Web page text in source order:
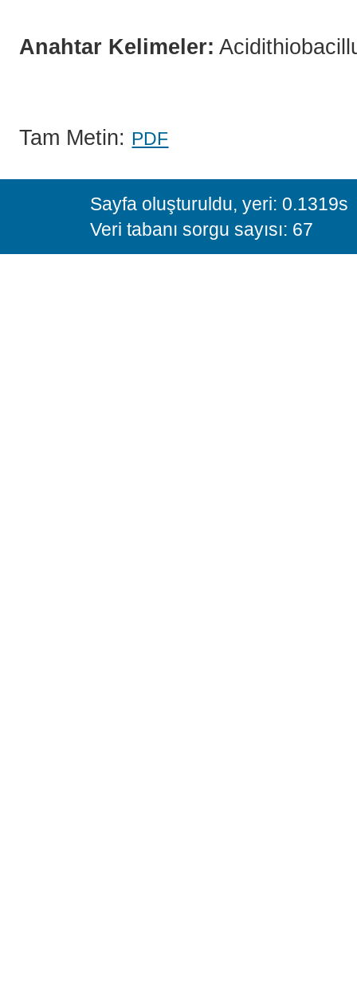
Anahtar Kelimeler:
Tam Metin: PDF
Sayfa oluşturuldu, yeri: 0.1319s
Veri tabanı sorgu sayısı: 67